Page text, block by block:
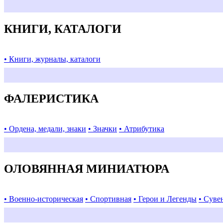
КНИГИ, КАТАЛОГИ
• Книги, журналы, каталоги
ФАЛЕРИСТИКА
• Ордена, медали, знаки • Значки • Атрибутика
ОЛОВЯННАЯ МИНИАТЮРА
• Военно-историческая • Спортивная • Герои и Легенды •